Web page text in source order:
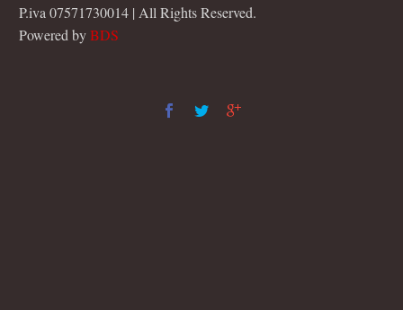
P.iva 07571730014 | All Rights Reserved.
Powered byBDS